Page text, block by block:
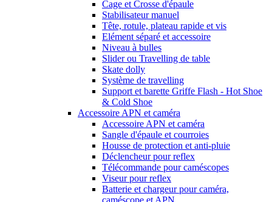
Cage et Crosse d'épaule
Stabilisateur manuel
Tête, rotule, plateau rapide et vis
Elément séparé et accessoire
Niveau à bulles
Slider ou Travelling de table
Skate dolly
Système de travelling
Support et barette Griffe Flash - Hot Shoe
& Cold Shoe
Accessoire APN et caméra
Accessoire APN et caméra
Sangle d'épaule et courroies
Housse de protection et anti-pluie
Déclencheur pour reflex
Télécommande pour caméscopes
Viseur pour reflex
Batterie et chargeur pour caméra,
caméscope et APN